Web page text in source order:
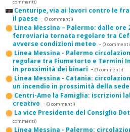
commenti)
Centuripe, via ai lavori contro le
il paese - (0 commenti)
Linea Messina – Palermo: dalle ore
ferroviaria tornata regolare tra
avverse condizioni meteo - (0
Linea Messina - Palermo
regolare tra Fiumetorto e Termini
in prossimità dei binari - (0 commenti)
Linea Messina - Catania:
un incendio in prossimità della
Centri-Amo la Famiglia: iscrizioni
creativo - (0 commenti)
La vice Presidente del Consiglio
commenti)
Linea Messina - Palermo: